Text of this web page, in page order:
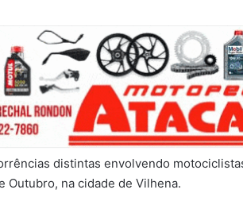
distintas envolvendo
Outubro, na cidade de Vilhena.